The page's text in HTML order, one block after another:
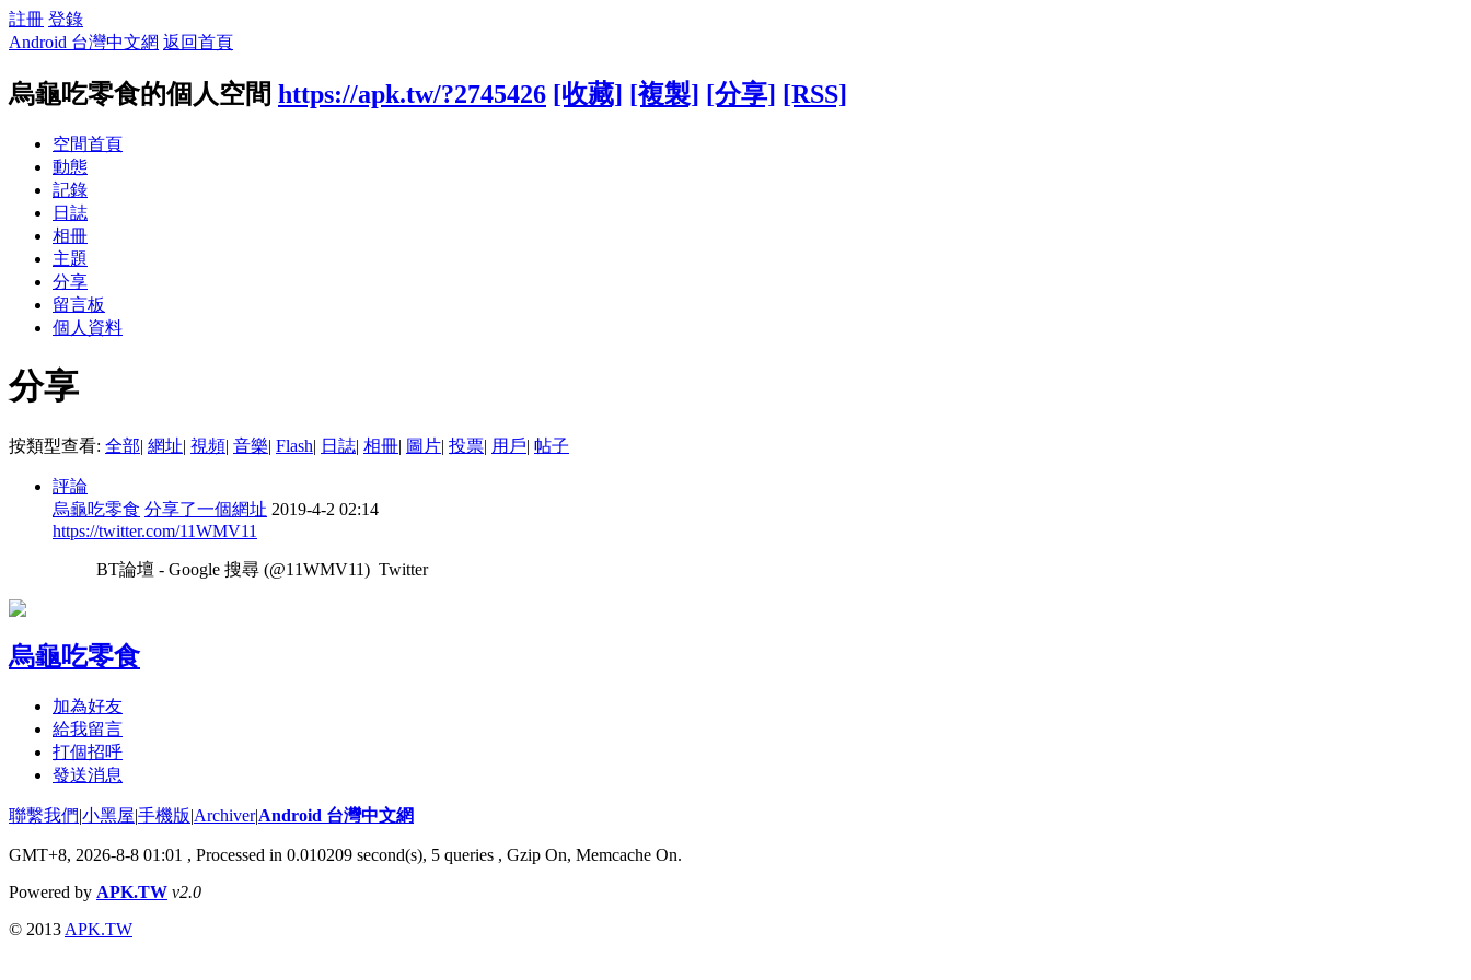
註冊 登錄
Android 台灣中文網 返回首頁
烏龜吃零食的個人空間 https://apk.tw/?2745426 [收藏] [複製] [分享] [RSS]
空間首頁
動態
記錄
日誌
相冊
主題
分享
留言板
個人資料
分享
按類型查看: 全部| 網址| 視頻| 音樂| Flash| 日誌| 相冊| 圖片| 投票| 用戶| 帖子
評論
烏龜吃零食 分享了一個網址 2019-4-2 02:14
https://twitter.com/11WMV11
BT論壇 - Google 搜尋 (@11WMV11) Twitter
烏龜吃零食
加為好友
給我留言
打個招呼
發送消息
聯繫我們|小黑屋|手機版|Archiver|Android 台灣中文網
GMT+8, 2026-8-8 01:01 , Processed in 0.010209 second(s), 5 queries , Gzip On, Memcache On.
Powered by APK.TW v2.0
© 2013 APK.TW